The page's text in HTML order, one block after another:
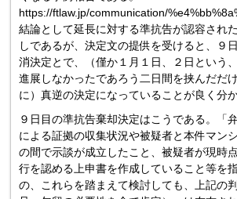
https://ftlaw.jp/communication/
結論として延長に対する準抗告が認容され
しであるが、決定文の提供を受けると、９
消決定とで、（僅か１月１日、２日という
進展しなかったであろう二日間を挟んだだ
に）真逆の決定になっていることが良く分か
９日目の準抗告棄却決定はこうである。「
による証拠の収集状況や被疑者と本件マン
の間で示談が成立したこと、被疑者が現時
行を認める上申書を作成していること等を
の、これらを踏まえて検討しても、上記の